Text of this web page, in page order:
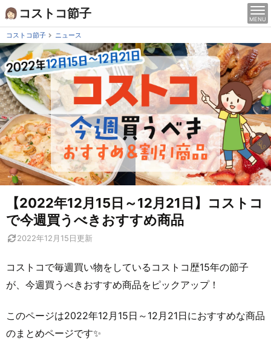
Skip
to
content
コストコ節子 MENU
コストコ節子 ニュース
【2022年12月15日～12月21日】コストコ
で今週買うべきおすすめ商品
2022年12月15日更新
コストコで毎週買い物をしているコストコ歴15年の節子
が、今週買うべきおすすめ商品をピックアップ！
このページは2022年12月15日～12月21日におすすめな商品
のまとめページです✨